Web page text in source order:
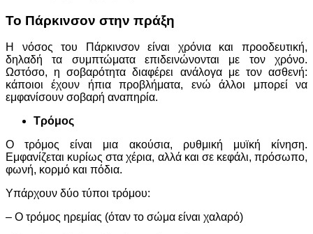
Το Πάρκινσον στην πράξη
Η νόσος του Πάρκινσον είναι χρόνια και προοδευτική,
δηλαδή τα συμπτώματα επιδεινώνονται με τον χρόνο.
Ωστόσο, η σοβαρότητα διαφέρει ανάλογα με τον ασθενή:
κάποιοι έχουν ήπια προβλήματα, ενώ άλλοι μπορεί να
εμφανίσουν σοβαρή αναπηρία.
Τρόμος
Ο τρόμος είναι μια ακούσια, ρυθμική μυϊκή κίνηση.
Εμφανίζεται κυρίως στα χέρια, αλλά και σε κεφάλι, πρόσωπο,
φωνή, κορμό και πόδια.
Υπάρχουν δύο τύποι τρόμου:
– Ο τρόμος ηρεμίας (όταν το σώμα είναι χαλαρό)